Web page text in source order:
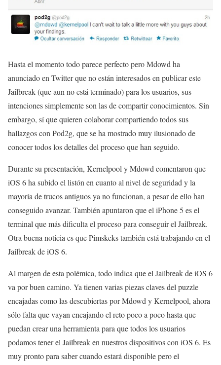
Hasta el momento todo parece perfecto pero Mdowd ha
anunciado en Twitter que no están interesados en publicar este
Jailbreak (que aun no está terminado) para los usuarios, sus
intenciones simplemente son las de compartir conocimientos. Sin
embargo, sí que quieren colaborar compartiendo todos sus
hallazgos con Pod2g, que se ha mostrado muy ilusionado de
conocer todos los detalles del proceso que han seguido.
Durante su presentación, Kernelpool y Mdowd comentaron que
iOS 6 ha subido el listón en cuanto al nivel de seguridad y la
mayoría de trucos antiguos ya no funcionan, a pesar de ello han
conseguido avanzar. También apuntaron que el iPhone 5 es el
terminal que más dificulta el proceso para conseguir el Jailbreak.
Otra buena noticia es que Pimskeks también está trabajando en el
Jailbreak de iOS 6.
Al margen de esta polémica, todo indica que el Jailbreak de iOS 6
va por buen camino. Ya tienen varias piezas claves del puzzle
encajadas como las descubiertas por Mdowd y Kernelpool, ahora
sólo falta que vayan encajando el reto poco a poco hasta que
puedan crear una herramienta para que todos los usuarios
podamos tener el Jailbreak en nuestros dispositivos con iOS 6. Es
muy pronto para saber cuando estará disponible pero el